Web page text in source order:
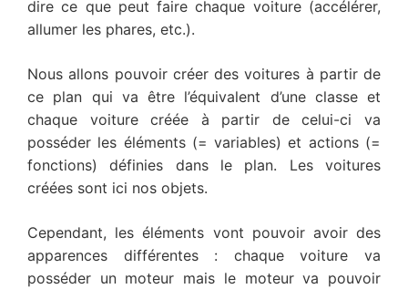
dire ce que peut faire chaque voiture (accélérer,
allumer les phares, etc.).
Nous allons pouvoir créer des voitures à partir de
ce plan qui va être l’équivalent d’une classe et
chaque voiture créée à partir de celui-ci va
posséder les éléments (= variables) et actions (=
fonctions) définies dans le plan. Les voitures
créées sont ici nos objets.
Cependant, les éléments vont pouvoir avoir des
apparences différentes : chaque voiture va
posséder un moteur mais le moteur va pouvoir